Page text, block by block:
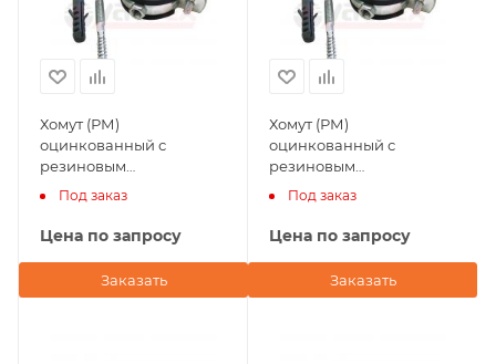
Хомут (РМ)
оцинкованный с
резиновым
уплотнением 3" Valfex (в
комплекте шпилька
М8х80, дюбель)
Под заказ
Цена по запросу
Заказать
Хомут (РМ)
оцинкованный с
резиновым
уплотнением 1 1/2" Valfex
(в комплекте шпилька
М8х80, дюбель)
Под заказ
Цена по запросу
Заказать